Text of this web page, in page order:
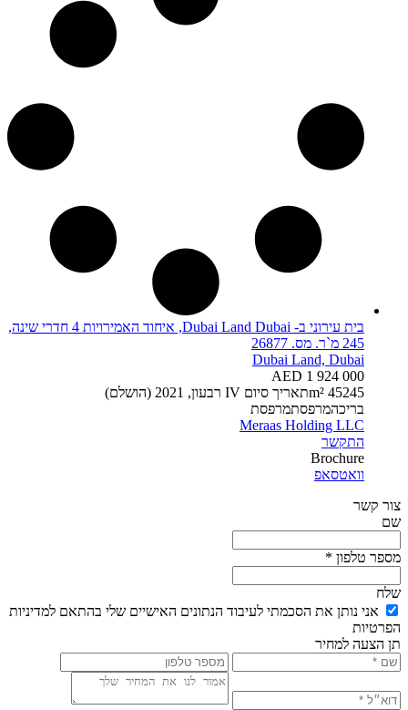
בית עירוני ב- Dubai Land Dubai, איחוד האמירויות 4 חדרי שינה,
245 מ`ר. מס. 26877
Dubai Land, Dubai
AED 1 924 000
45245 m² תאריך סיום IV רבעון, 2021 (הושלם)
בריכהמרפסתמרפסת
Meraas Holding LLC
התקשר
Brochure
וואטסאפ
צור קשר
שם
מספר טלפון *
שלח
אני נותן את הסכמתי לעיבוד הנתונים האישיים שלי בהתאם למדיניות
הפרטיות
תן הצעה למחיר